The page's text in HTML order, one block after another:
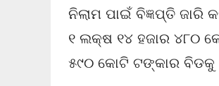
ନିଲାମ ପାଇଁ ବିଜ୍ଞପ୍ତି
୧ ଲକ୍ଷ ୧୪ ହଜାର ୪୮୦
୫୯୦ କୋଟି ଟଙ୍କାର ବିଡକୁ